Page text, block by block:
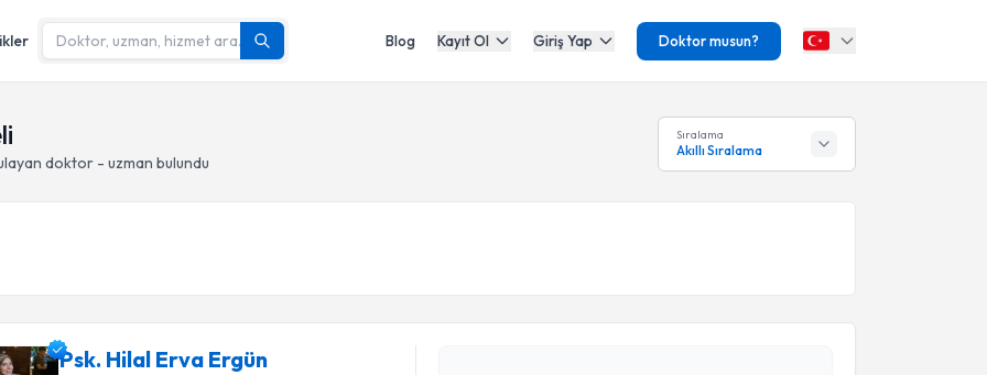
Blog Kayıt Ol Giriş Yap Doktor musun?
doktor - uzman bulundu
Sıralama
Akıllı Sıralama
Psk. Hilal Erva Ergün
Psk. Hilal Erva Ergüniçin randevu takvimi talebi oluşturun. Size
bu uzmandan randevu almanız için bir takvim hazırlandığında e-